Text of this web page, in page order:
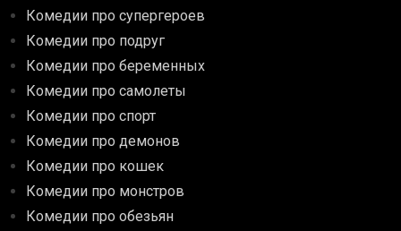
Комедии про супергероев
Комедии про подруг
Комедии про беременных
Комедии про самолеты
Комедии про спорт
Комедии про демонов
Комедии про кошек
Комедии про монстров
Комедии про обезьян